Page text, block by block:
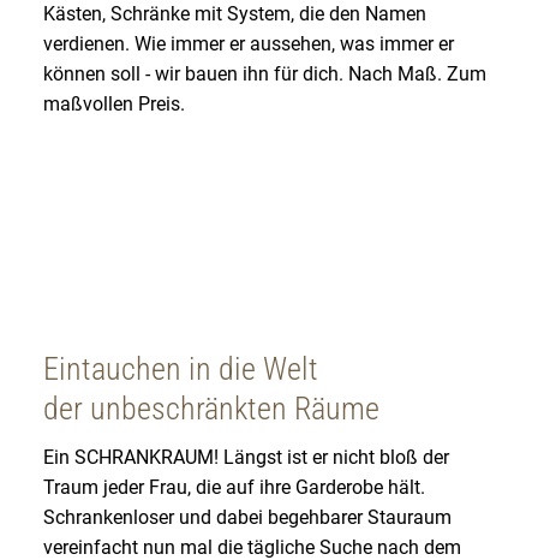
Kästen, Schränke mit System, die den Namen
verdienen. Wie immer er aussehen, was immer er
können soll - wir bauen ihn für dich. Nach Maß. Zum
maßvollen Preis.
Eintauchen in die Welt
der unbeschränkten Räume
Ein SCHRANKRAUM! Längst ist er nicht bloß der
Traum jeder Frau, die auf ihre Garderobe hält.
Schrankenloser und dabei begehbarer Stauraum
vereinfacht nun mal die tägliche Suche nach dem